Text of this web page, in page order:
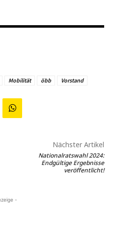
Mobilität öbb Vorstand
Nächster Artikel
Nationalratswahl 2024:
Endgültige Ergebnisse
veröffentlicht!
-